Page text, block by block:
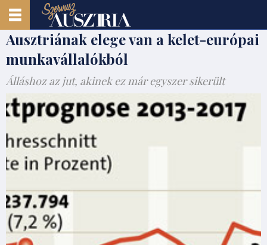
Ausztriának elege van a kelet-európai
munkavállalókból
Álláshoz az jut, akinek ez már egyszer sikerült